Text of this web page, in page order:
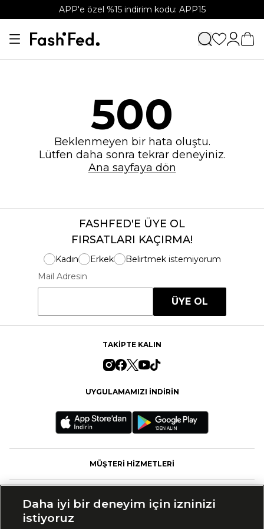
APP'e özel %15 indirim kodu: APP15
500
Beklenmeyen bir hata oluştu.
Lütfen daha sonra tekrar deneyiniz.
Ana sayfaya dön
FASHFED'E ÜYE OL
FIRSATLARI KAÇIRMA!
Kadın Erkek
Belirtmek istemiyorum
Mail Adresin
ÜYE OL
TAKİPTE KALIN
UYGULAMAMIZI İNDİRİN
MÜŞTERİ HİZMETLERİ
Daha iyi bir deneyim için izninizi
istiyoruz